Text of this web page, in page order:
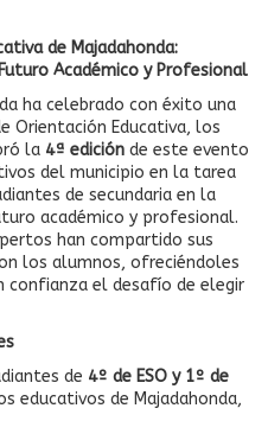
de Majadahonda:
Académico y Profesional
ha celebrado con éxito una
Orientación Educativa, los
la 4ª edición de este evento
del municipio en la tarea
de secundaria en la
académico y profesional.
han compartido sus
los alumnos, ofreciéndoles
confianza el desafío de elegir
de 4º de ESO y 1º de
educativos de Majadahonda,